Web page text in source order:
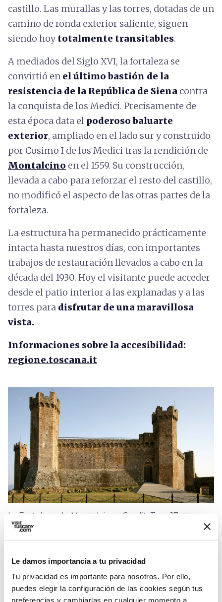
Le damos importancia a tu privacidad
Tu privacidad es importante para nosotros. Por ello,
puedes elegir la configuración de las cookies según tus
preferencias y cambiarlas en cualquier momento a
castillo. Las murallas y las torres, dotadas de un
camino de ronda exterior saliente, siguen
siendo hoytotalmente transitables.
A mediados del Siglo XVI, la fortaleza se
convirtió en el último bastión de la
resistencia de la República de Siena contra
la conquista de los Medici. Precisamente de
esta época data el poderoso baluarte
exterior, ampliado en el lado sur y construido
por Cosimo I de los Medici tras la rendición de
Montalcino en el 1559. Su construcción,
llevada a cabo para reforzar el resto del castillo,
no modificó el aspecto de las otras partes de la
fortaleza.
La estructura ha permanecido prácticamente
intacta hasta nuestros días, con importantes
trabajos de restauración llevados a cabo en la
década del 1930. Hoy el visitante puede acceder
desde el patio interior a las explanadas y a las
torres para disfrutar de una maravillosa
vista.
Informaciones sobre la accesibilidad:
regione.toscana.it
La Fortaleza de Montalcino - Credit: Type17 at
English Wikipedia